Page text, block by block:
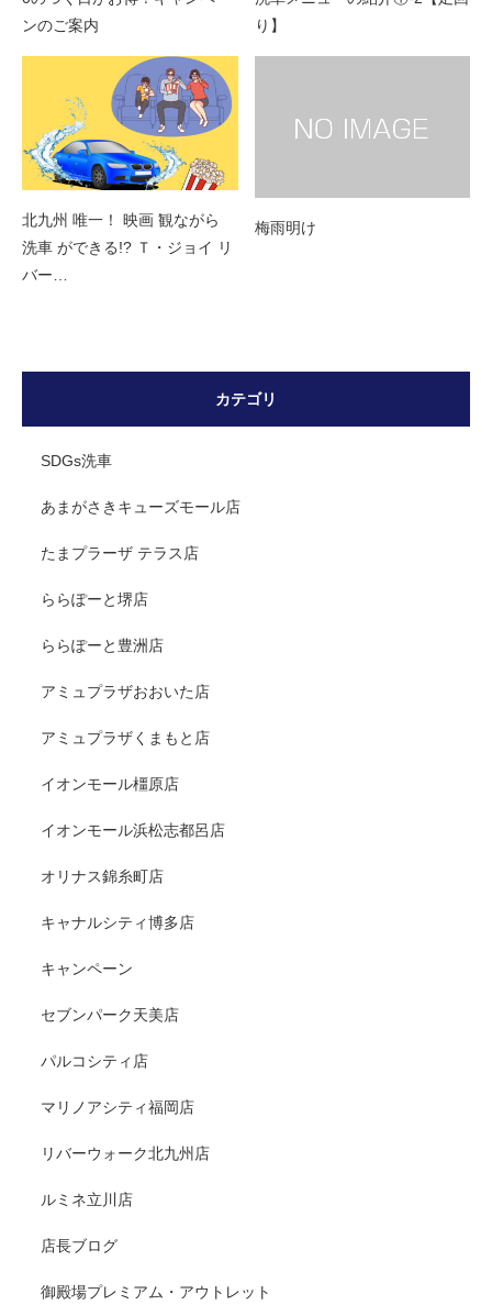
ンのご案内
り】
北九州 唯一！ 映画 観ながら
洗車 ができる!? Ｔ・ジョイ リ
バー…
梅雨明け
カテゴリ
SDGs洗車
あまがさきキューズモール店
たまプラーザ テラス店
ららぽーと堺店
ららぽーと豊洲店
アミュプラザおおいた店
アミュプラザくまもと店
イオンモール橿原店
イオンモール浜松志都呂店
オリナス錦糸町店
キャナルシティ博多店
キャンペーン
セブンパーク天美店
パルコシティ店
マリノアシティ福岡店
リバーウォーク北九州店
ルミネ立川店
店長ブログ
御殿場プレミアム・アウトレット